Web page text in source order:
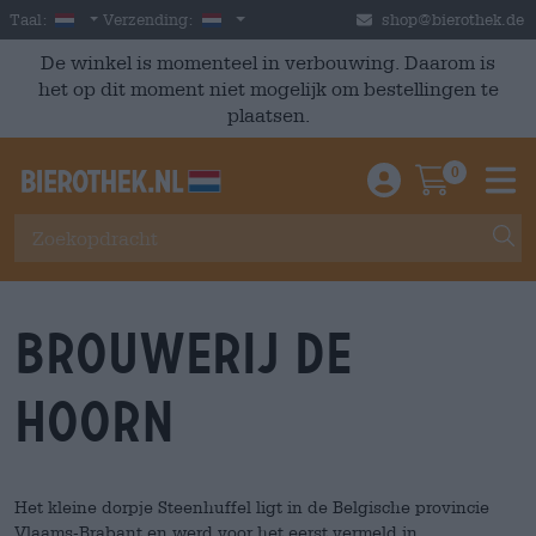
Skip to main content
Taal: Dutch
Verzending: Nederland shop@bierothek.de
De winkel is momenteel in verbouwing. Daarom is
het op dit moment niet mogelijk om bestellingen te
plaatsen.
Einloggen /
0
Brouwerij DE
HOORN
Het kleine dorpje Steenhuffel ligt in de Belgische provincie
Vlaams-Brabant en werd voor het eerst vermeld in